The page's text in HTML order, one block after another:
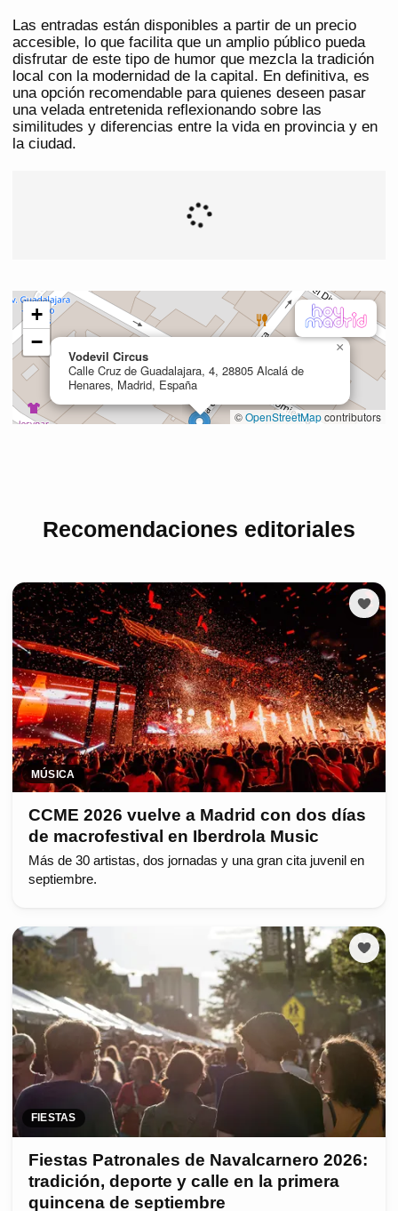
Las entradas están disponibles a partir de un precio
accesible, lo que facilita que un amplio público pueda
disfrutar de este tipo de humor que mezcla la tradición
local con la modernidad de la capital. En definitiva, es
una opción recomendable para quienes deseen pasar
una velada entretenida reflexionando sobre las
similitudes y diferencias entre la vida en provincia y en
la ciudad.
Recomendaciones editoriales
MÚSICA
CCME 2026 vuelve a Madrid con dos días
de macrofestival en Iberdrola Music
Más de 30 artistas, dos jornadas y una gran cita juvenil en
septiembre.
FIESTAS
Fiestas Patronales de Navalcarnero 2026:
tradición, deporte y calle en la primera
quincena de septiembre